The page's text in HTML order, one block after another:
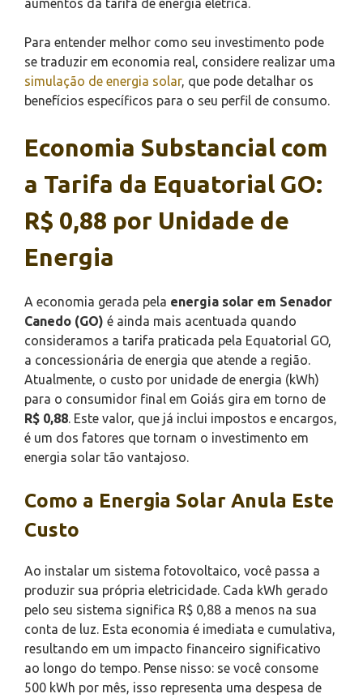
Para entender melhor como seu investimento pode
se traduzir em economia real, considere realizar uma
simulação de energia solar, que pode detalhar os
benefícios específicos para o seu perfil de consumo.
Economia Substancial com
a Tarifa da Equatorial GO:
R$ 0,88 por Unidade de
Energia
A economia gerada pela energia solar em Senador
Canedo (GO) é ainda mais acentuada quando
consideramos a tarifa praticada pela Equatorial GO,
a concessionária de energia que atende a região.
Atualmente, o custo por unidade de energia (kWh)
para o consumidor final em Goiás gira em torno de
R$ 0,88 . Este valor, que já inclui impostos e encargos,
é um dos fatores que tornam o investimento em
energia solar tão vantajoso.
Como a Energia Solar Anula Este
Custo
Ao instalar um sistema fotovoltaico, você passa a
produzir sua própria eletricidade. Cada kWh gerado
pelo seu sistema significa R$ 0,88 a menos na sua
conta de luz. Esta economia é imediata e cumulativa,
resultando em um impacto financeiro significativo
ao longo do tempo. Pense nisso: se você consome
500 kWh por mês, isso representa uma despesa de